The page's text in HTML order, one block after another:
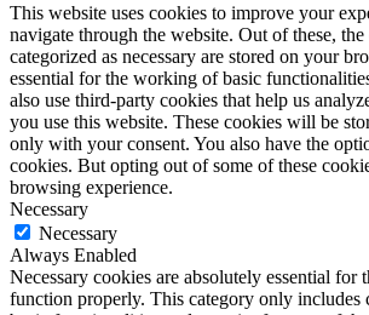
This website uses cookies to improve your
navigate through the website. Out of these, the
categorized as necessary are stored on your
essential for the working of basic
also use third-party cookies that help us
you use this website. These cookies will be
only with your consent. You also have the
cookies. But opting out of some of these
browsing experience.
Necessary
Necessary
Always Enabled
Necessary cookies are absolutely essential for
function properly. This category only includes